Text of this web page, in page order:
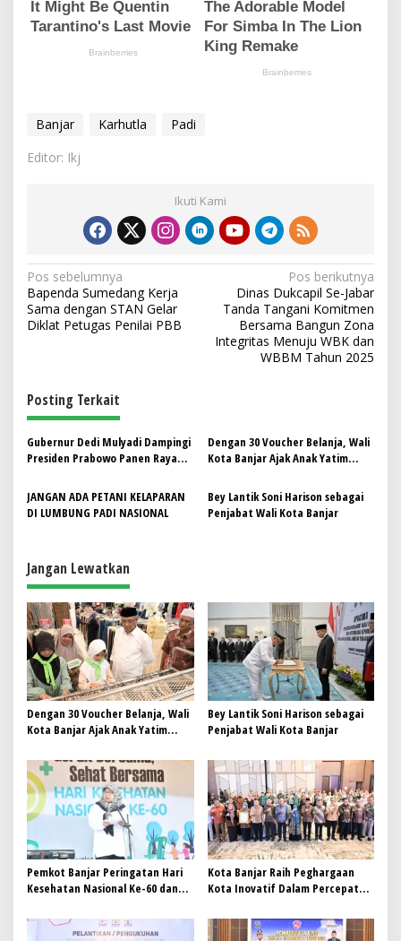
Banjar Karhutla
Padi
Editor: Ikj
Ikuti Kami
N
a
v
a
s
i
o
Pos sebelumnya
Bapenda Sumedang Kerja
Sama dengan STAN Gelar
Diklat Petugas Penilai PBB
Pos berikutnya
Dinas Dukcapil Se-Jabar
Tanda Tangani Komitmen
Bersama Bangun Zona
Integritas Menuju WBK dan
WBBM Tahun 2025
Posting Terkait
Gubernur Dedi Mulyadi Dampingi
Presiden Prabowo Panen Raya
Dengan 30 Voucher Belanja, Wali
Kota Banjar Ajak Anak Yatim
JANGAN ADA PETANI KELAPARAN
DI LUMBUNG PADI NASIONAL
Bey Lantik Soni Harison sebagai
Penjabat Wali Kota Banjar
Jangan Lewatkan
Dengan 30 Voucher Belanja, Wali
Kota Banjar Ajak Anak Yatim
Bey Lantik Soni Harison sebagai
Penjabat Wali Kota Banjar
Pemkot Banjar Peringatan Hari
Kesehatan Nasional Ke-60 dan
Tahun 2024
Kota Banjar Raih Peghargaan
Kota Inovatif Dalam Percepatan